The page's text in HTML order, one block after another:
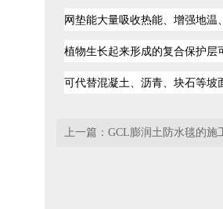
网垫能大量吸收热能、增强地温
植物生长起来形成的复合保护层可
可代替混凝土、沥青、块石等坡
上一篇： GCL膨润土防水毯的施